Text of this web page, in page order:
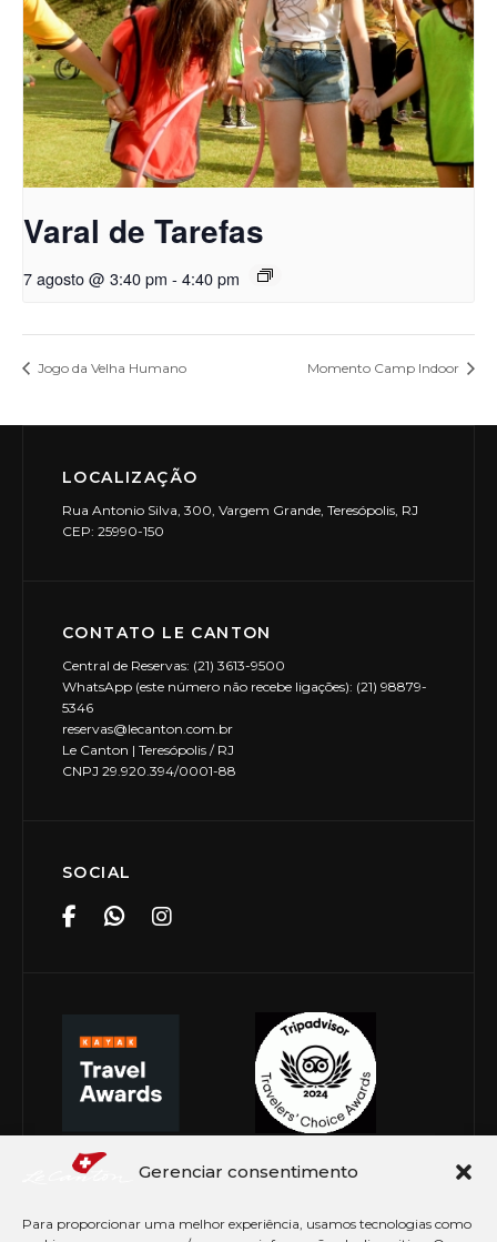
Gerenciar consentimento
Para proporcionar uma melhor experiência, usamos tecnologias como
Varal de Tarefas
7 agosto @ 3:40 pm - 4:40 pm
Jogo da Velha Humano Momento Camp Indoor
LOCALIZAÇÃO
Rua Antonio Silva, 300, Vargem Grande, Teresópolis, RJ
CEP: 25990-150
CONTATO LE CANTON
Central de Reservas: (21) 3613-9500
WhatsApp (este número não recebe ligações): (21) 98879-
5346
reservas@lecanton.com.br
Le Canton | Teresópolis / RJ
CNPJ 29.920.394/0001-88
SOCIAL